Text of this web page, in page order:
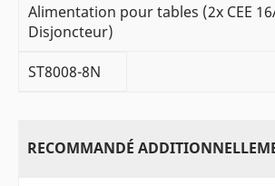
Alimentation pour tables (2x CEE
Disjoncteur)
ST8008-8N
RECOMMANDÉ